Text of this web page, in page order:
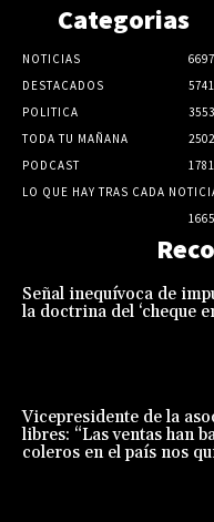
Categorias
NOTICIAS
6697
DESTACADOS
5741
POLITICA
3553
TODA TU MAÑANA
2502
PODCAST
1781
LO QUE HAY TRAS CADA
1665
Señal inequívoca de
la doctrina del ‘cheque
Vicepresidente de la
libres: “Las ventas han
coleros en el país nos